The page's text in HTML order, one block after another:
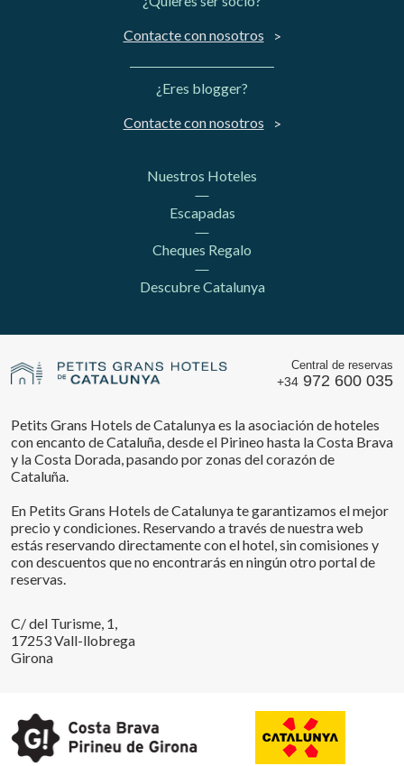
Contacte con nosotros
¿Eres blogger?
Contacte con nosotros
Nuestros Hoteles
Escapadas
Cheques Regalo
Descubre Catalunya
Central de reservas
+34 972 600 035
Petits Grans Hotels de Catalunya es la asociación de hoteles
con encanto de Cataluña, desde el Pirineo hasta la Costa Brava
y la Costa Dorada, pasando por zonas del corazón de
Cataluña.
En Petits Grans Hotels de Catalunya te garantizamos el mejor
precio y condiciones. Reservando a través de nuestra web
estás reservando directamente con el hotel, sin comisiones y
con descuentos que no encontrarás en ningún otro portal de
reservas.
C/ del Turisme, 1,
17253 Vall-llobrega
Girona